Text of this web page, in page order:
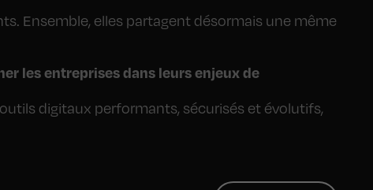
Ensemble, elles partagent désormais une même
les entreprises dans leurs enjeux de
digitaux performants, sécurisés et évolutifs,